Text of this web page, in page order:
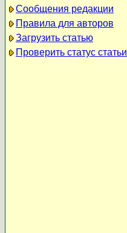
Сообщения редакции
Правила для авторов
Загрузить статью
Проверить статус статьи